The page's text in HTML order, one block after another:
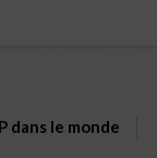
dans le monde